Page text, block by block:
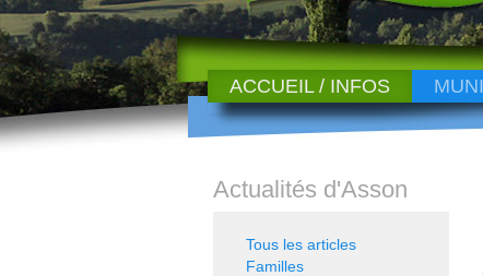
ACCUEIL / INFOS
Actualités d'Asson
Tous les articles
Familles